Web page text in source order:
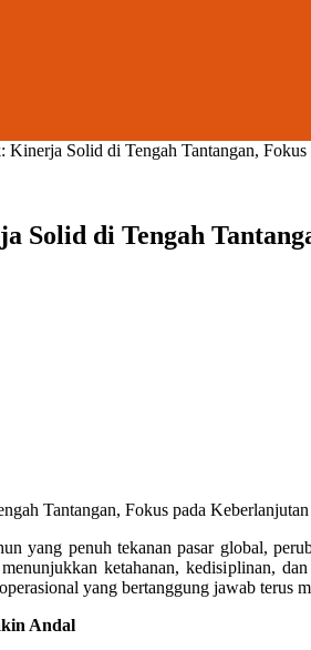
Kinerja Solid di Tengah Tantangan, Fokus
Solid di Tengah
Tantangan, Fokus pada
yang penuh tekanan pasar global,
ketahanan, kedisiplinan,
yang bertanggung jawab
Andal